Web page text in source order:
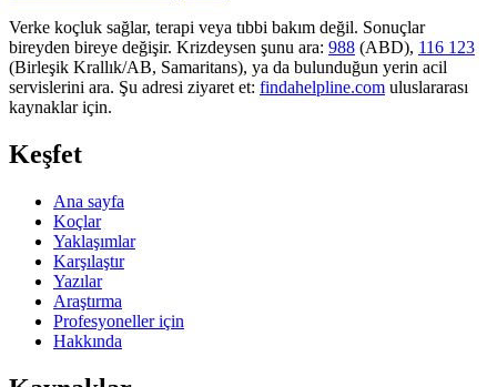
Verke koçluk sağlar, terapi veya tıbbi bakım değil. Sonuçlar
bireyden bireye değişir. Krizdeysen şunu ara: 988 (ABD), 116 123
(Birleşik Krallık/AB, Samaritans), ya da bulunduğun yerin acil
servislerini ara. Şu adresi ziyaret et: findahelpline.com uluslararası
kaynaklar için.
Keşfet
Ana sayfa
Koçlar
Yaklaşımlar
Karşılaştır
Yazılar
Araştırma
Profesyoneller için
Hakkında